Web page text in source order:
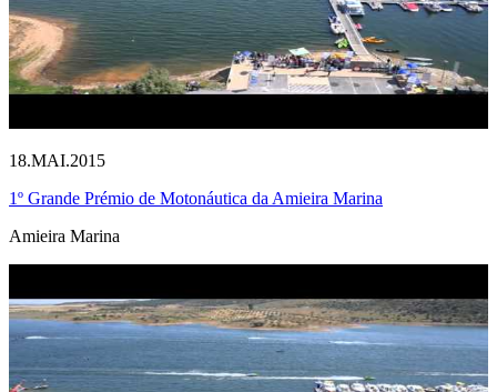
18.MAI.2015
1º Grande Prémio de Motonáutica da Amieira Marina
Amieira Marina